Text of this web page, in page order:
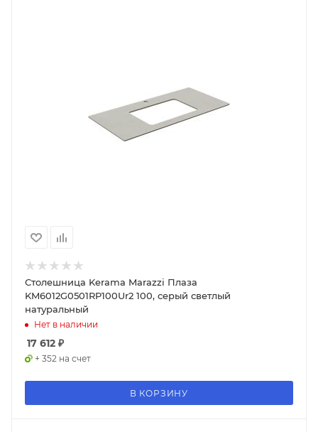
Столешница Kerama Marazzi Плаза
KM6012G0501RP100Ur2 100, серый светлый
натуральный
Нет в наличии
17 612 ₽
+ 352 на счет
В КОРЗИНУ